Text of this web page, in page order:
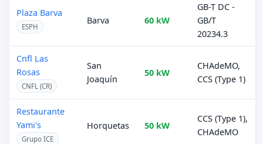
Plaza Barva
ESPH
Barva 60 kW
GB-T DC -
GB/T
20234.3
Cnfl Las
Rosas
CNFL (CR)
San
Joaquín
50 kW
CHAdeMO,
CCS (Type 1)
Restaurante
Yami's
Grupo ICE
Horquetas 50 kW
CCS (Type 1),
CHAdeMO